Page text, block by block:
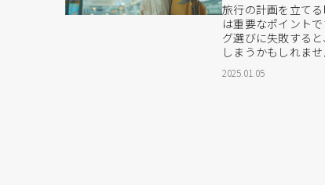
旅行の計画を立て
は重要なポイント
グ選びに失敗する
しまうかもしれま
では、レディース向
2025.01.05